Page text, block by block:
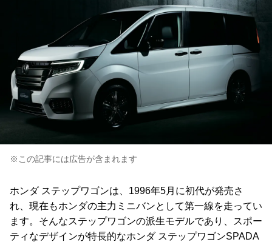
※この記事には広告が含まれます
ホンダ ステップワゴンは、1996年5月に初代が発売さ
れ、現在もホンダの主力ミニバンとして第一線を走ってい
ます。そんなステップワゴンの派生モデルであり、スポー
ティなデザインが特長的なホンダ ステップワゴンSPADA